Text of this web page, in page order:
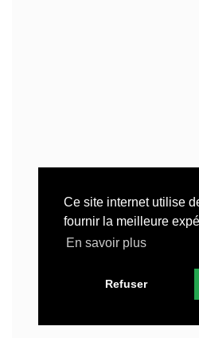
Ce site internet utilise
fournir la meilleure
En savoir plus
Refuser